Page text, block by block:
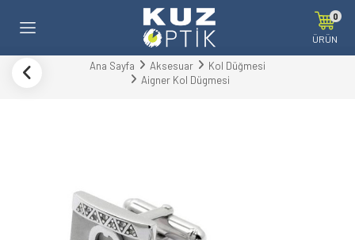
0
ÜRÜN
Ana Sayfa Aksesuar
Kol Düğmesi
Aigner Kol Dügmesi